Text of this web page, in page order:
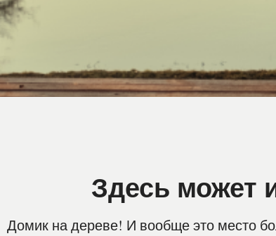
Здесь может
Домик на дереве! И вообще это место